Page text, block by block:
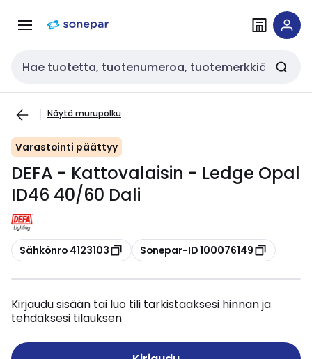
navigointiinsisältöön
Haku
Näytä murupolku
Varastointi päättyy
DEFA - Kattovalaisin - Ledge Opal
ID46 40/60 Dali
Kopioi
Sähkönro 4123103 Kopioi
Sonepar-ID 100076149
Kirjaudu sisään tai luo tili tarkistaaksesi hinnan ja
tehdäksesi tilauksen